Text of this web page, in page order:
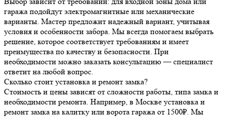
гаража подойдут электромагнитные или механические
варианты. Мастер предложит надежный вариант, учитывая
условия и особенности забора. Мы всегда помогаем выбрать
решение, которое соответствует требованиям и имеет
преимущества по качеству и безопасности. При
необходимости можно заказать консультацию — специалист
ответит на любой вопрос.
Сколько стоит установка и ремонт замка?
Стоимость и цены зависят от сложности работы, типа замка и
необходимости ремонта. Например, в Москве установка и
ремонт замка на калитку или ворота гаража от 1500₽. Мы